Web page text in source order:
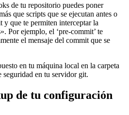
de tu repositorio puedes poner
que scripts que se ejecutan antes o
y que te permiten interceptar la
Por ejemplo, el ‘pre-commit’ te
el mensaje del commit que se
en tu máquina local en la carpeta
seguridad en tu servidor git.
de tu configuración